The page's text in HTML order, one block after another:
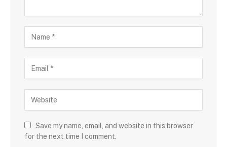
Save my name, email, and website in this browser
for the next time I comment.